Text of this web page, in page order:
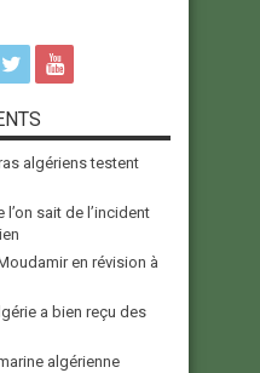
algériens testent
l’on sait de l’incident
en révision à
a bien reçu des
algérienne